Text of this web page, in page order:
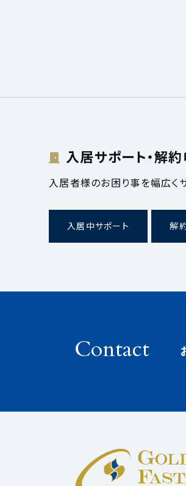
入居サポート・解
入居者様のお困り事を幅広く
入居中サポート 解
Contact